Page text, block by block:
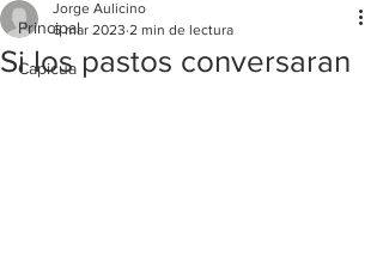
Principal
Capicúa
Si los pastos conversaran
Jorge Aulicino
6 mar 2023 2 min de lectura